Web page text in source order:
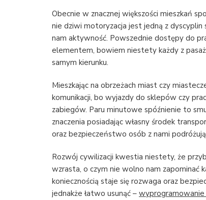
Obecnie w znacznej większości mieszkań
nie dziwi motoryzacja jest jedną z
nam aktywność. Powszednie dostępy do
elementem, bowiem niestety każdy z
samym kierunku.
Mieszkając na obrzeżach miast czy
komunikacji, bo wyjazdy do sklepów czy
zabiegów. Paru minutowe spóźnienie to
znaczenia posiadając własny środek
oraz bezpieczeństwo osób z nami
Rozwój cywilizacji kwestia niestety, że
wzrasta, o czym nie wolno nam zapominać
koniecznością staje się rozwaga oraz
jednakże łatwo usunąć – wyprogramowanie